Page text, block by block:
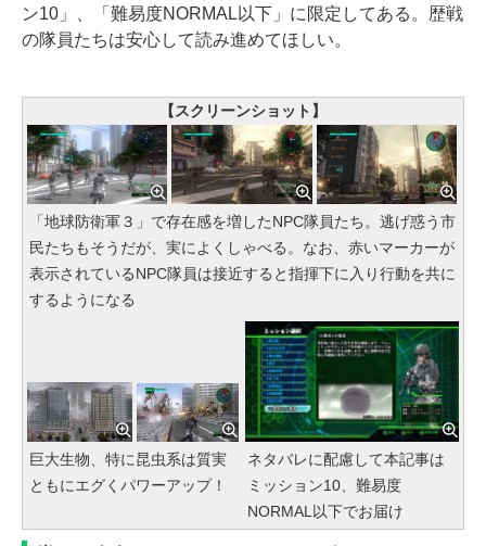
ン10」、「難易度NORMAL以下」に限定してある。歴戦
の隊員たちは安心して読み進めてほしい。
【スクリーンショット】
「地球防衛軍３」で存在感を増したNPC隊員たち。逃げ惑う市
民たちもそうだが、実によくしゃべる。なお、赤いマーカーが
表示されているNPC隊員は接近すると指揮下に入り行動を共に
するようになる
巨大生物、特に昆虫系は質実
ともにエグくパワーアップ！
ネタバレに配慮して本記事は
ミッション10、難易度
NORMAL以下でお届け